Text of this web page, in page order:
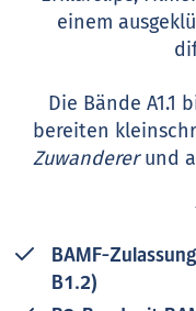
einem
Die Bände A1.1
bereiten
Zuwandererund
Neu: Miteinander!
Basis-
Anschluss an
BAMF-
B1.2)